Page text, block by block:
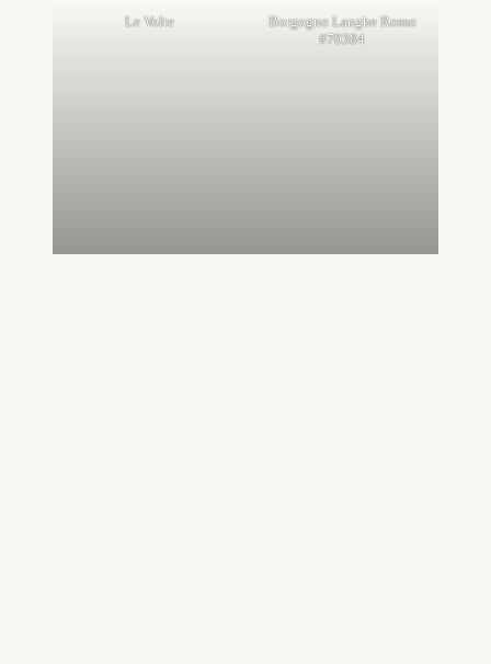
Le Volte
Borgogno Langhe Rosso
#70384